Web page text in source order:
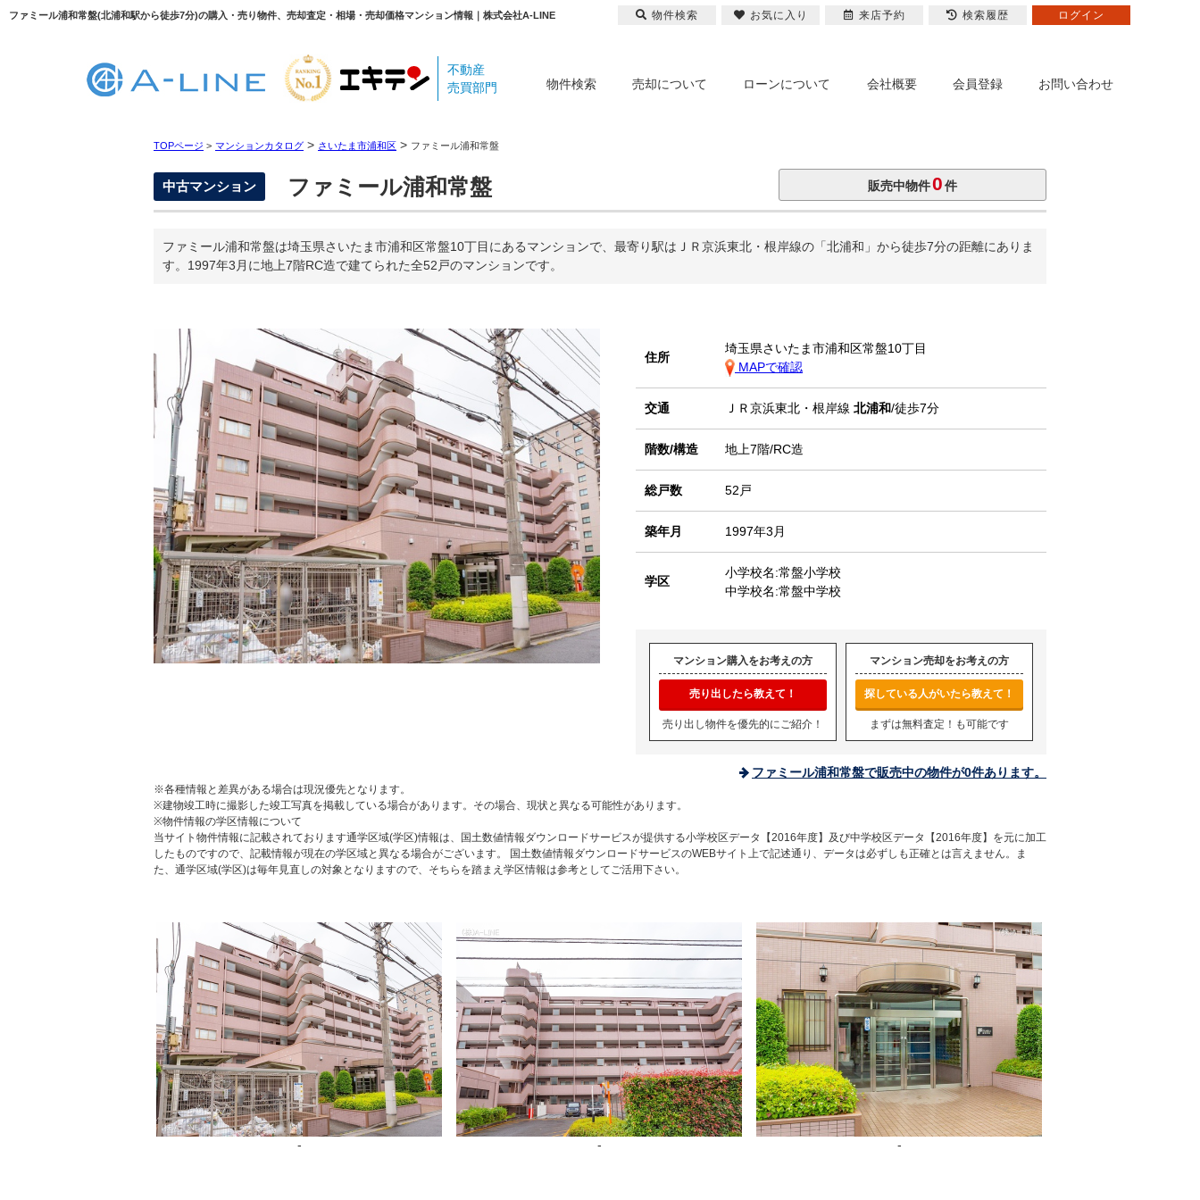
ファミール浦和常盤(北浦和駅から徒歩7分)の購入・売り物件、売却査定・相場・売却価格マンション情報｜株式会社A-LINE
不動産
売買部門
物件検索 売却について ローンについて 会社概要 会員登録 お問い合わせ
TOPページ > マンションカタログ > さいたま市浦和区 > ファミール浦和常盤
中古マンション ファミール浦和常盤 販売中物件0件
ファミール浦和常盤は埼玉県さいたま市浦和区常盤10丁目にあるマンションで、最寄り駅はＪＲ京浜東北・根岸線の「北浦和」から徒歩7分の距離にありま
す。1997年3月に地上7階RC造で建てられた全52戸のマンションです。
住所
埼玉県さいたま市浦和区常盤10丁目
MAPで確認
交通 ＪＲ京浜東北・根岸線 北浦和/徒歩7分
階数/構造 地上7階/RC造
総戸数 52戸
築年月 1997年3月
学区
小学校名:常盤小学校
中学校名:常盤中学校
マンション購入をお考えの方
売り出したら教えて！
売り出し物件を優先的にご紹介！
マンション売却をお考えの方
探している人がいたら教えて！
まずは無料査定！も可能です
ファミール浦和常盤で販売中の物件が0件あります。
※各種情報と差異がある場合は現況優先となります。
※建物竣工時に撮影した竣工写真を掲載している場合があります。その場合、現状と異なる可能性があります。
※物件情報の学区情報について
当サイト物件情報に記載されております通学区域(学区)情報は、国土数値情報ダウンロードサービスが提供する小学校区データ【2016年度】及び中学校区データ【2016年度】を元に加工
したものですので、記載情報が現在の学区域と異なる場合がございます。 国土数値情報ダウンロードサービスのWEBサイト上で記述通り、データは必ずしも正確とは言えません。ま
た、通学区域(学区)は毎年見直しの対象となりますので、そちらを踏まえ学区情報は参考としてご活用下さい。
- - -
物件検索 お気に入り 来店予約 検索履歴 ログイン